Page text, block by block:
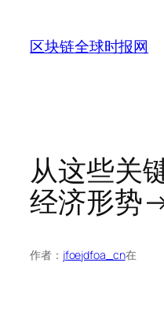
区块链全球时报网
从这些关
经济形势
作者： jfoejdfoa_cn在